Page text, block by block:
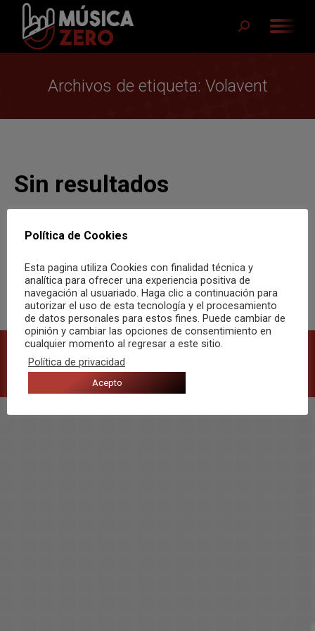
Buscar:
Archivos de etiqueta: Volavent
Sin resultados
la búsqueda te ayude.
Buscar:
©2021 Música Zero - Web por Ítaca ASC
Política de privacidad
Política de Cookies
Esta pagina utiliza Cookies con finalidad técnica y
analítica para ofrecer una experiencia positiva de
navegación al usuariado. Haga clic a continuación para
autorizar el uso de esta tecnología y el procesamiento
de datos personales para estos fines. Puede cambiar de
opinión y cambiar las opciones de consentimiento en
cualquier momento al regresar a este sitio.
Política de privacidad
Acepto